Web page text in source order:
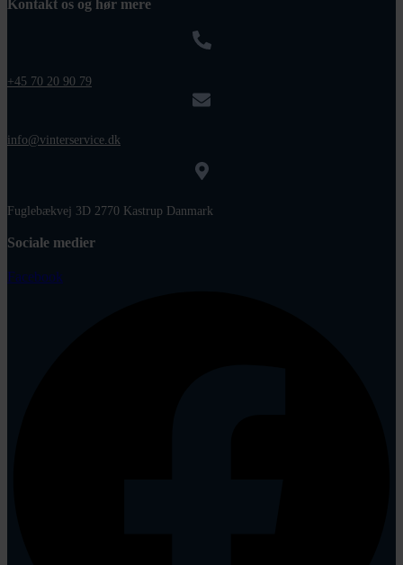
Kontakt os og hør mere
+45 70 20 90 79
info@vinterservice.dk
Fuglebækvej 3D 2770 Kastrup Danmark
Sociale medier
Facebook